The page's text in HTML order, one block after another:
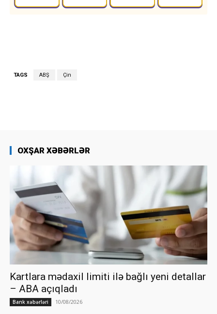
TAGS ABŞ Çin
OXŞAR XƏBƏRLƏR
Kartlara mədaxil limiti ilə bağlı yeni detallar
– ABA açıqladı
Bank xəbərləri 10/08/2026